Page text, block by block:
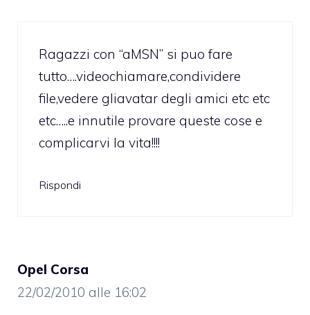
Ragazzi con “aMSN” si puo fare
tutto….videochiamare,condividere
file,vedere gliavatar degli amici etc etc
etc…..e innutile provare queste cose e
complicarvi la vita!!!!
Rispondi
Opel Corsa
22/02/2010 alle 16:02